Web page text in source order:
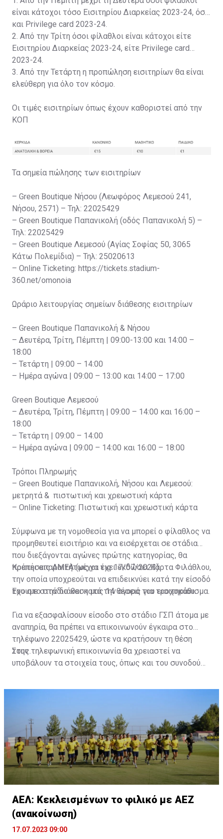
είναι κάτοχοι τόσο Εισιτηρίου Διαρκείας 2023-24, όσο
και Privilege card 2023-24.
2. Από την Τρίτη όσοι φίλαθλοι είναι κάτοχοι είτε
Εισιτηρίου Διαρκείας 2023-24, είτε Privilege card
2023-24.
3. Από την Τετάρτη η προπώληση εισιτηρίων θα είναι
ελεύθερη για όλο τον κόσμο.
Οι τιμές εισιτηρίων όπως έχουν καθοριστεί από την
ΚΟΠ
Τα σημεία πώλησης των εισιτηρίων
– Green Boutique Νήσου (Λεωφόρος Λεμεσού 241,
Νήσου, 2571) – Τηλ: 22025429
– Green Boutique Παπανικολή (οδός Παπανικολή 5) –
Τηλ: 22025429
– Green Boutique Λεμεσού (Αγίας Σοφίας 50, 3065
Κάτω Πολεμίδια) – Τηλ: 25020613
– Online Ticketing: https://tickets.stadium-
360.net/omonoia
Ωράριο λειτουργίας σημείων διάθεσης εισιτηρίων
– Green Boutique Παπανικολή & Νήσου
– Δευτέρα, Τρίτη, Πέμπτη | 09:00-13:00 και 14:00 –
18:00
– Τετάρτη | 09:00 – 14:00
– Ημέρα αγώνα | 09:00 – 13:00 και 14:00 – 17:00
Green Boutique Λεμεσού
– Δευτέρα, Τρίτη, Πέμπτη | 09:00 – 14:00 και 16:00 –
18:00
– Τετάρτη | 09:00 – 14:00
– Ημέρα αγώνα | 09:00 – 14:00 και 16:00 – 18:00
Τρόποι Πληρωμής
– Green Boutique Παπανικολή, Νήσου και Λεμεσού:
μετρητά & πιστωτική και χρεωστική κάρτα
– Online Ticketing: Πιστωτική και χρεωστική κάρτα
Σύμφωνα με τη νομοθεσία για να μπορεί ο φίλαθλος να
προμηθευτεί εισιτήριο και να εισέρχεται σε στάδια
που διεξάγονται αγώνες πρώτης κατηγορίας, θα
πρέπει απαραιτήτως να έχει εκδώσει Κάρτα Φιλάθλου,
την οποία υποχρεούται να επιδεικνύει κατά την είσοδό
του στο στάδιο και κατά την αγορά του εισιτηρίου.
Κρατήσεις ΑΜΕΑ (μέχρι τις 17/07/2023)
Έχουμε στην διάθεση μας 14 θέσεις για τροχοκάθισμα.
Για να εξασφαλίσουν είσοδο στο στάδιο ΓΣΠ άτομα με
αναπηρία, θα πρέπει να επικοινωνούν έγκαιρα στο
τηλέφωνο 22025429, ώστε να κρατήσουν τη θέση
τους.
Στην τηλεφωνική επικοινωνία θα χρειαστεί να
υποβάλουν τα στοιχεία τους, όπως και του συνοδού
ονοματεπώνυμο, αριθμός πινακίδας αυτοκινήτου,
ΑΕΛ: Κεκλεισμένων το φιλικό με ΑΕΖ
(ανακοίνωση)
17.07.2023 09:00